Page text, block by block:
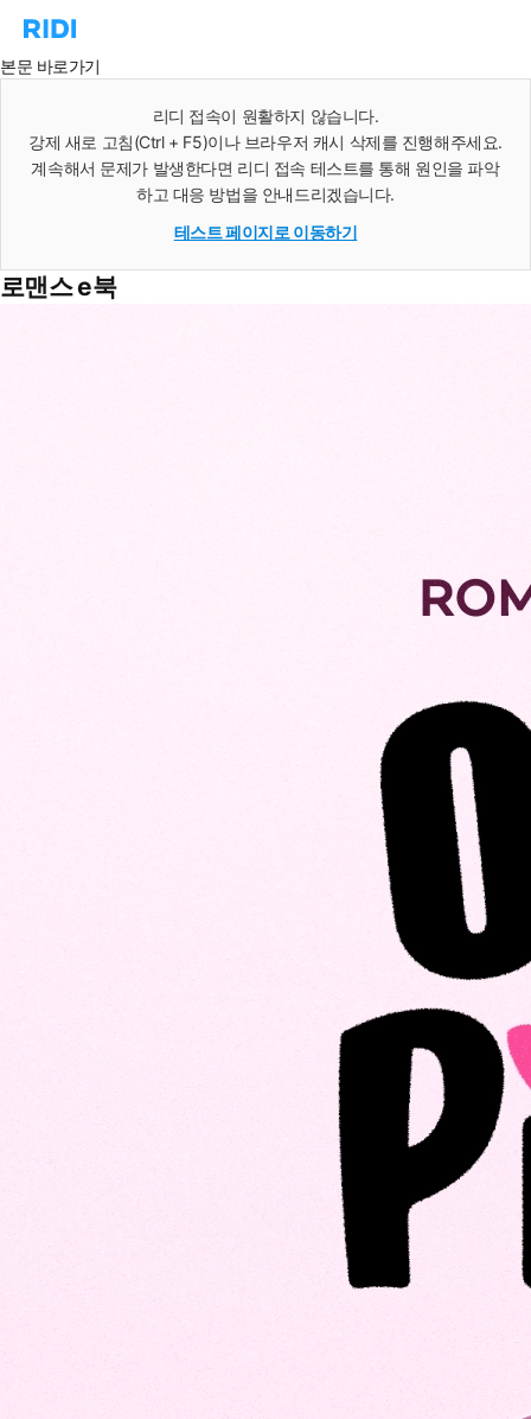
리
홈
이
동
스
턴
본문 바로가기
리디 접속이 원활하지 않습니다.
강제 새로 고침(Ctrl + F5)이나 브라우저 캐시 삭제를 진행해주세요.
계속해서 문제가 발생한다면 리디 접속 테스트를 통해 원인을 파악
하고 대응 방법을 안내드리겠습니다.
테스트 페이지로 이동하기
로맨스 e북